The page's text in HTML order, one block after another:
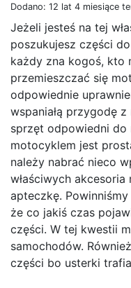
Dodano: 12 lat 4 miesiące
Jeżeli jesteś na tej
poszukujesz części
każdy zna kogoś, kto
przemieszczać się
odpowiednie
wspaniałą przygodę
sprzęt odpowiedni do
motocyklem jest
należy nabrać nieco
właściwych
apteczkę.
że co jakiś czas
części. W tej kwestii
samochodów.
części bo usterki